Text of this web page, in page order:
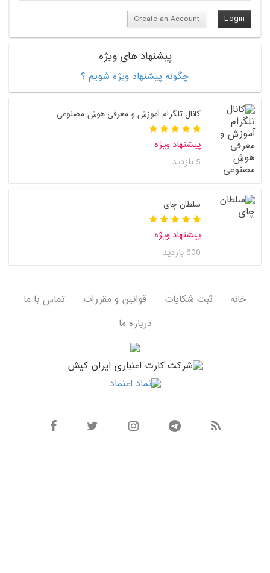
Create an Account
پیشنهاد های ویژه
چگونه پیشنهاد ویژه شویم ؟
کانال تلگرام آموزش و معرفی هوش مصنوعی
پیشنهاد ویژه
5 بازدید
سلطان چای
پیشنهاد ویژه
600 بازدید
خانه ثبت شکایات قوانین و مقررات
تماس با ما
درباره ما